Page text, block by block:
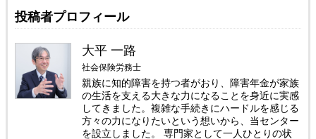
投稿者プロフィール
大平 一路
社会保険労務士
親族に知的障害を持つ者がおり、障害年金が家族
の生活を支える大きな力になることを身近に実感
してきました。複雑な手続きにハードルを感じる
方々の力になりたいという想いから、当センター
を設立しました。 専門家として一人ひとりの状